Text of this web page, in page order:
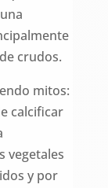
crudos.
mitos:
calcificar
vegetales
y por